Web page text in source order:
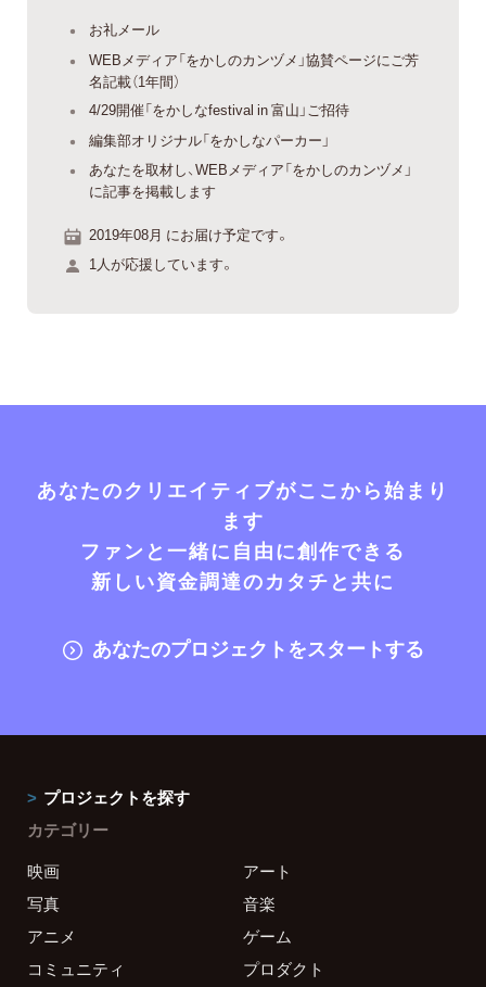
お礼メール
WEBメディア「をかしのカンヅメ」協賛ページにご芳
名記載（1年間）
4/29開催「をかしなfestival in 富山」ご招待
編集部オリジナル「をかしなパーカー」
あなたを取材し、WEBメディア「をかしのカンヅメ」
に記事を掲載します
2019年08月 にお届け予定です。
1人が応援しています。
あなたのクリエイティブがここから始まり
ます
ファンと一緒に自由に創作できる
新しい資金調達のカタチと共に
あなたのプロジェクトをスタートする
プロジェクトを探す
カテゴリー
映画
アート
写真
音楽
アニメ
ゲーム
コミュニティ
プロダクト